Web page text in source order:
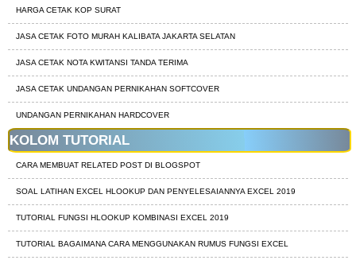
HARGA CETAK KOP SURAT
JASA CETAK FOTO MURAH KALIBATA JAKARTA SELATAN
JASA CETAK NOTA KWITANSI TANDA TERIMA
JASA CETAK UNDANGAN PERNIKAHAN SOFTCOVER
UNDANGAN PERNIKAHAN HARDCOVER
KOLOM TUTORIAL
CARA MEMBUAT RELATED POST DI BLOGSPOT
SOAL LATIHAN EXCEL HLOOKUP DAN PENYELESAIANNYA EXCEL 2019
TUTORIAL FUNGSI HLOOKUP KOMBINASI EXCEL 2019
TUTORIAL BAGAIMANA CARA MENGGUNAKAN RUMUS FUNGSI EXCEL